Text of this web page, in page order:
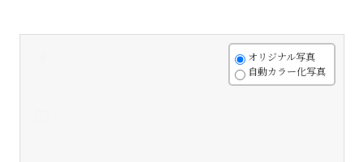
オリジナル写真
自動カラー化写真